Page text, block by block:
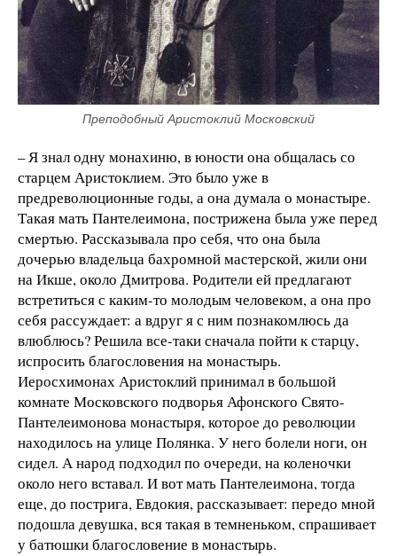
Преподобный Аристоклий Московский
– Я знал одну монахиню, в юности она общалась со
старцем Аристоклием. Это было уже в
предреволюционные годы, а она думала о монастыре.
Такая мать Пантелеимона, пострижена была уже перед
смертью. Рассказывала про себя, что она была
дочерью владельца бахромной мастерской, жили они
на Икше, около Дмитрова. Родители ей предлагают
встретиться с каким-то молодым человеком, а она про
себя рассуждает: а вдруг я с ним познакомлюсь да
влюблюсь? Решила все-таки сначала пойти к старцу,
испросить благословения на монастырь.
Иеросхимонах Аристоклий принимал в большой
комнате Московского подворья Афонского Свято-
Пантелеимонова монастыря, которое до революции
находилось на улице Полянка. У него болели ноги, он
сидел. А народ подходил по очереди, на коленочки
около него вставал. И вот мать Пантелеимона, тогда
еще, до пострига, Евдокия, рассказывает: передо мной
подошла девушка, вся такая в темненьком, спрашивает
у батюшки благословение в монастырь.